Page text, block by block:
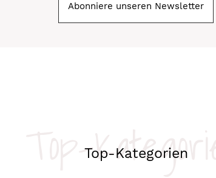
Abonniere unseren Newsletter
Top-Kategorien
Top-Kategorien